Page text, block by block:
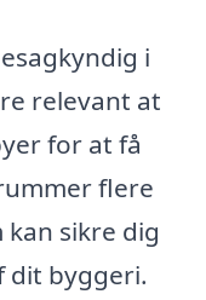
i
relevant at
for at få
flere
sikre dig
dit byggeri.